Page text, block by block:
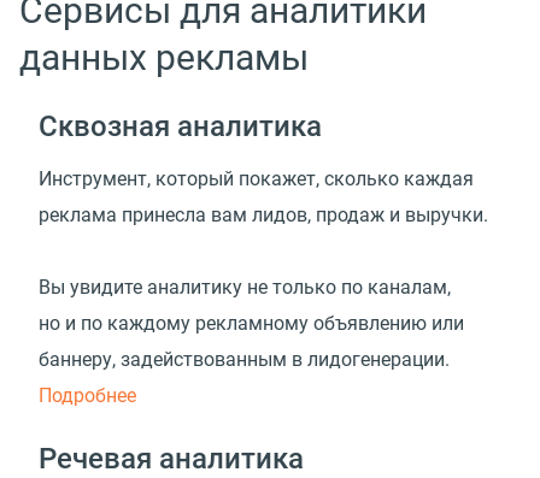
Сервисы для аналитики
данных рекламы
Сквозная аналитика
Инструмент, который покажет, сколько каждая
реклама принесла вам лидов, продаж и выручки.
Вы увидите аналитику не только по каналам,
но и по каждому рекламному объявлению или
баннеру, задействованным в лидогенерации.
Подробнее
Речевая аналитика